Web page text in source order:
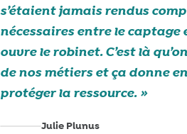
s’étaient jamais rendus
nécessaires entre le captage
ouvre le robinet. C’est là
de nos métiers et ça donne
protéger la ressource.
Julie Plunus